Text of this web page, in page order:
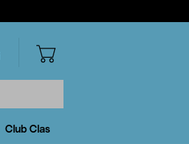
Club Clas